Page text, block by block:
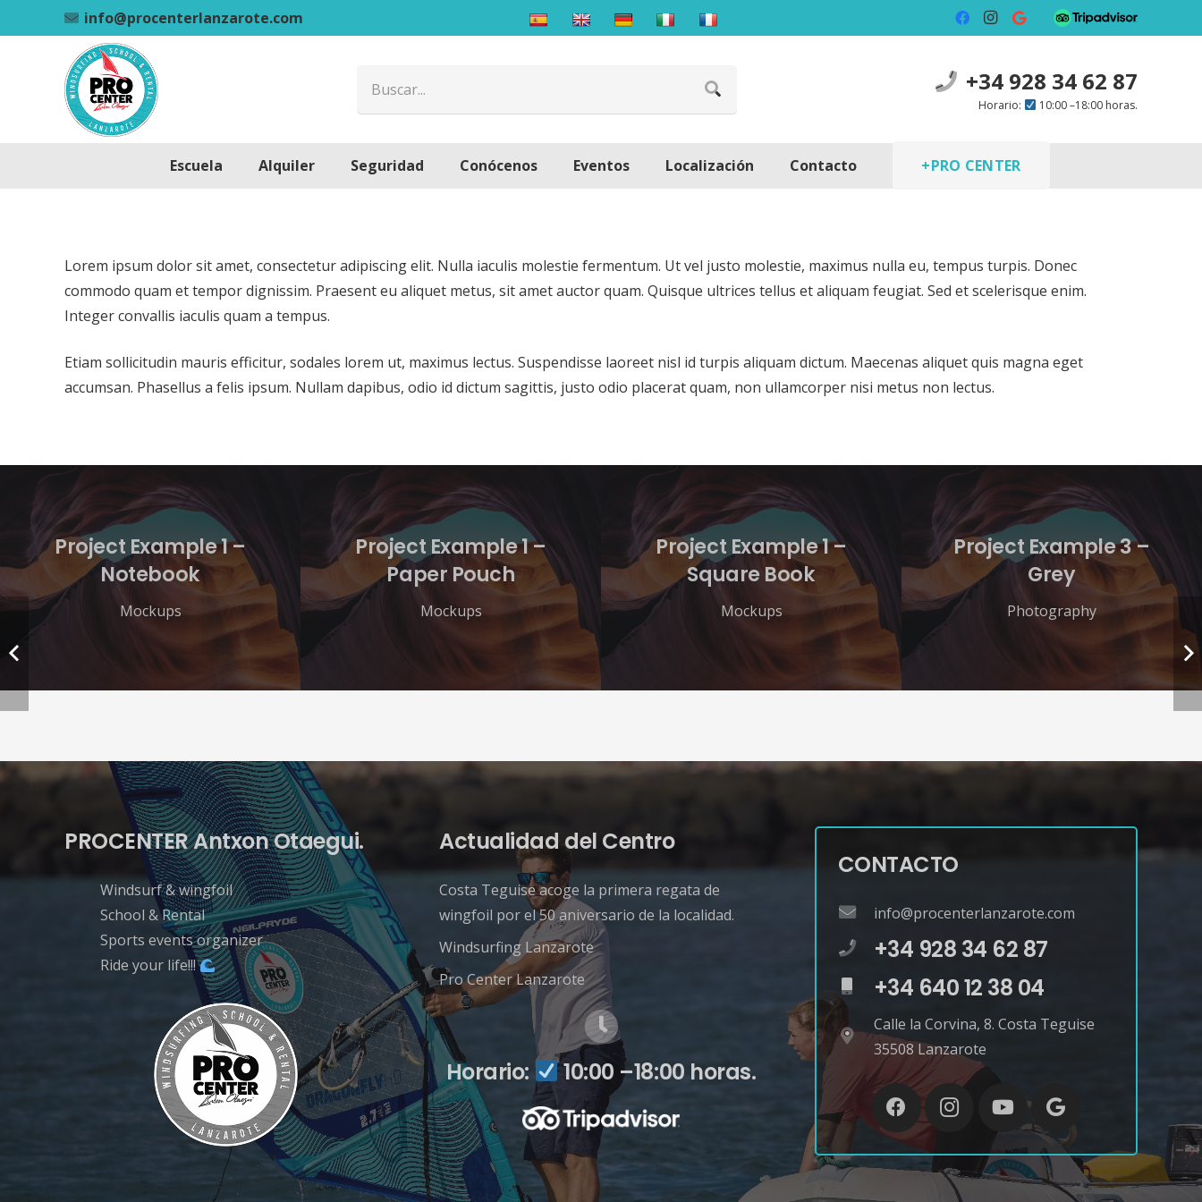
info@procenterlanzarote.com
+34 928 34 62 87
Horario: 10:00 –18:00 horas.
Escuela Alquiler Seguridad Conócenos Eventos Localización Contacto +PRO CENTER
Lorem ipsum dolor sit amet, consectetur adipiscing elit. Nulla iaculis molestie fermentum. Ut vel justo molestie, maximus nulla eu, tempus turpis. Donec
commodo quam et tempor dignissim. Praesent eu aliquet metus, sit amet auctor quam. Quisque ultrices tellus et aliquam feugiat. Sed et scelerisque enim.
Integer convallis iaculis quam a tempus.
Etiam sollicitudin mauris efficitur, sodales lorem ut, maximus lectus. Suspendisse laoreet nisl id turpis aliquam dictum. Maecenas aliquet quis magna eget
accumsan. Phasellus a felis ipsum. Nullam dapibus, odio id dictum sagittis, justo odio placerat quam, non ullamcorper nisi metus non lectus.
Project Example 1 –
Notebook
Mockups
Project Example 1 –
Paper Pouch
Mockups
Project Example 1 –
Square Book
Mockups
Project Example 3 –
Grey
Photography
PROCENTER Antxon Otaegui.
Windsurf & wingfoil
School & Rental
Sports events organizer
Ride your life!!!
Actualidad del Centro
Costa Teguise acoge la primera regata de
wingfoil por el 50 aniversario de la localidad.
Windsurfing Lanzarote
Pro Center Lanzarote
Horario: 10:00 –18:00 horas.
CONTACTO
info@procenterlanzarote.com
+34 928 34 62 87
+34 640 12 38 04
Calle la Corvina, 8. Costa Teguise
35508 Lanzarote